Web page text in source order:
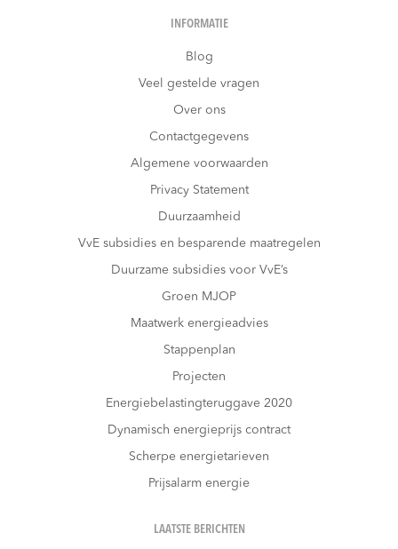
INFORMATIE
Blog
Veel gestelde vragen
Over ons
Contactgegevens
Algemene voorwaarden
Privacy Statement
Duurzaamheid
VvE subsidies en besparende maatregelen
Duurzame subsidies voor VvE’s
Groen MJOP
Maatwerk energieadvies
Stappenplan
Projecten
Energiebelastingteruggave 2020
Dynamisch energieprijs contract
Scherpe energietarieven
Prijsalarm energie
LAATSTE BERICHTEN